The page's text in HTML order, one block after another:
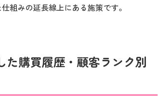
組みの延長線上にある施策です。
た購買履歴・顧客ランク別